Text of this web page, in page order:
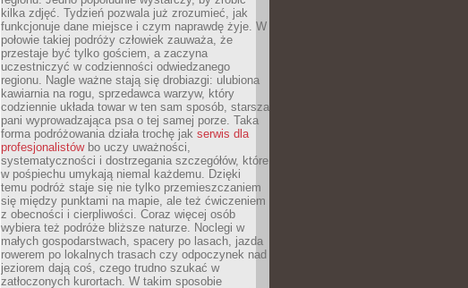
kilka zdjęć. Tydzień pozwala już zrozumieć, jak
funkcjonuje dane miejsce i czym naprawdę żyje. W
połowie takiej podróży człowiek zauważa, że
przestaje być tylko gościem, a zaczyna
uczestniczyć w codzienności odwiedzanego
regionu. Nagle ważne stają się drobiazgi: ulubiona
kawiarnia na rogu, sprzedawca warzyw, który
codziennie układa towar w ten sam sposób, starsza
pani wyprowadzająca psa o tej samej porze. Taka
forma podróżowania działa trochę jak serwis dla
profesjonalistówbo uczy uważności,
systematyczności i dostrzegania szczegółów, które
w pośpiechu umykają niemal każdemu. Dzięki
temu podróż staje się nie tylko przemieszczaniem
się między punktami na mapie, ale też ćwiczeniem
z obecności i cierpliwości. Coraz więcej osób
wybiera też podróże bliższe naturze. Noclegi w
małych gospodarstwach, spacery po lasach, jazda
rowerem po lokalnych trasach czy odpoczynek nad
jeziorem dają coś, czego trudno szukać w
zatłoczonych kurortach. W takim sposobie